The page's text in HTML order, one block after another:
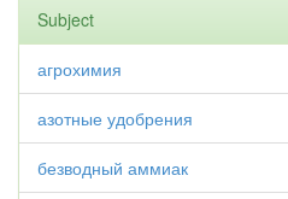
Subject
агрохимия
азотные удобрения
безводный аммиак